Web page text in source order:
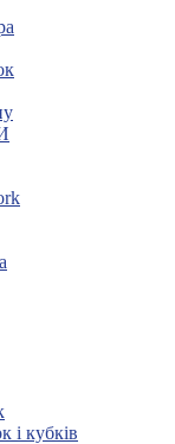
і кубків